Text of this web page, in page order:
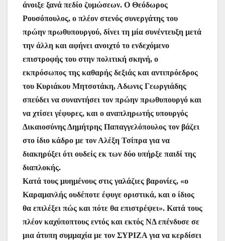
άνοιξε ξανά πεδίο ζυμώσεων. Ο Θεόδωρος
Ρουσόπουλος, ο πλέον στενός συνεργάτης του
πρώην πρωθυπουργού, δίνει τη μία συνέντευξη μετά
την άλλη και αφήνει ανοιχτό το ενδεχόμενο
επιστροφής του στην πολιτική σκηνή, ο
εκπρόσωπος της καθαρής δεξιάς και αντιπρόεδρος
του Κυριάκου Μητσοτάκη, Αδωνις Γεωργιάδης
σπεύδει να συναντήσει τον πρώην πρωθυπουργό και
να χτίσει γέφυρες, και ο αναπληρωτής υπουργός
Δικαιοσύνης Δημήτρης Παπαγγελόπουλος τον βάζει
στο ίδιο κάδρο με τον Αλέξη Τσίπρα για να
διακηρύξει ότι ουδείς εκ των δύο υπήρξε παιδί της
διαπλοκής.
Κατά τους μυημένους στις γαλάζιες βαρονίες, «ο
Καραμανλής ουδέποτε έφυγε οριστικά, και ο ίδιος
θα επιλέξει πώς και πότε θα επιστρέψει». Κατά τους
πλέον καχύποπτους εντός και εκτός ΝΔ επένδυσε σε
μια άτυπη συμμαχία με τον ΣΥΡΙΖΑ για να κερδίσει